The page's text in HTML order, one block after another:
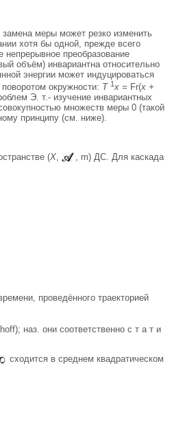
меры может резко изменить
хотя бы одной, прежде всего
непрерывное преобразование
объём) инвариантна относительно
энергии может индуцироваться
окружности: Т 1х = Fr(х +
Э. т.- изучение инвариантных
множеств меры 0 (такой
принципу (см. ниже).
(X
, m) ДС. Для каскада
проведённого траекторией
наз. они соответственно с т а т и
сходится в среднем квадратическом